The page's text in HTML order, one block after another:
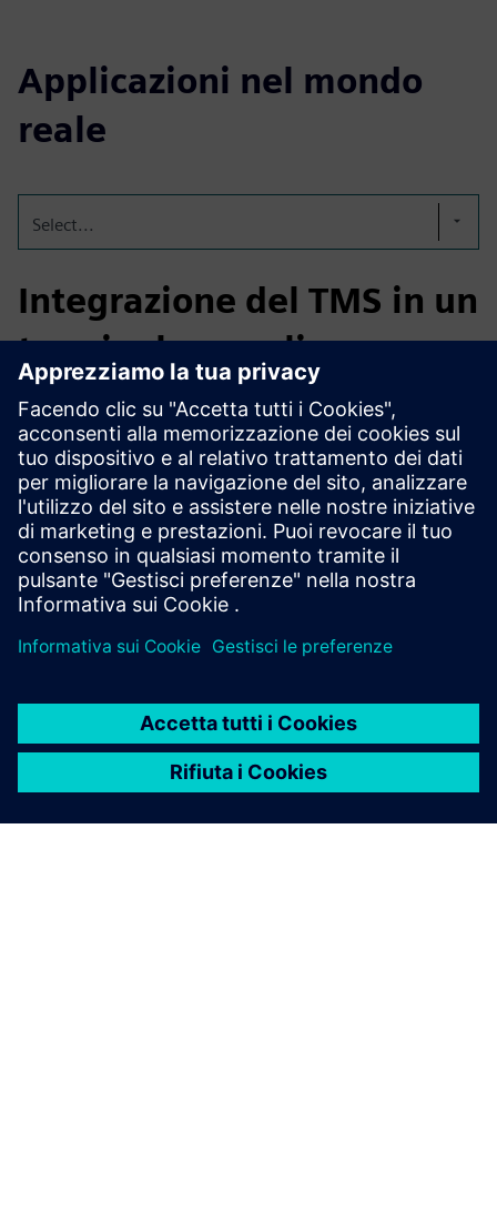
Applicazioni nel mondo
reale
Select...
Integrazione del TMS in un
terminale per oli
commestibili
Integrazione del TMS per l'elaborazione degli ordini e della
logistica per due terminali petroliferi commestibili
completamente automatizzati; uno con 86 serbatoi e una
capacità di stoccaggio di 151.000 CBM e uno con 277
serbatoi e una capacità di stoccaggio di 662.000 CBM.